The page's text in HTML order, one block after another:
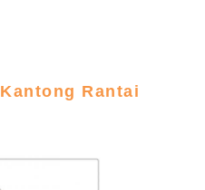
Rantai